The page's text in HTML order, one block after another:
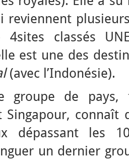
reviennent
classés
est une des
(avec l’Indonésie).
groupe de
Singapour,
dépassant les
un dernier